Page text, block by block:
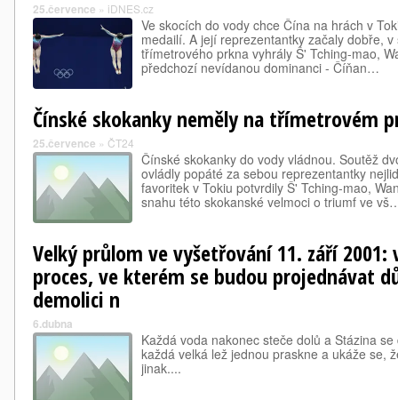
25.července » iDNES.cz
Ve skocích do vody chce Čína na hrách v
medailí. A její reprezentantky začaly dobře,
třímetrového prkna vyhrály Š' Tching-mao,
předchozí nevídanou dominanci - Číňan…
Čínské skokanky neměly na třímetrovém
25.července » ČT24
Čínské skokanky do vody vládnou. Soutěž
ovládly popáté za sebou reprezentantky
favoritek v Tokiu potvrdily Š' Tching-mao,
snahu této skokanské velmoci o triumf ve
Velký průlom ve vyšetřování 11. září 2001:
proces, ve kterém se budou projednávat
demolici n
6.dubna
Každá voda nakonec steče dolů a Stázina
každá velká lež jednou praskne a ukáže se,
jinak....